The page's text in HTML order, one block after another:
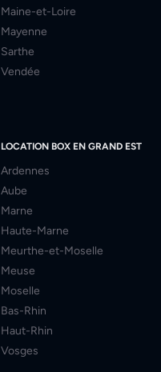
Maine-et-Loire
Mayenne
Sarthe
Vendée
LOCATION BOX EN GRAND EST
Ardennes
Aube
Marne
Haute-Marne
Meurthe-et-Moselle
Meuse
Moselle
Bas-Rhin
Haut-Rhin
Vosges